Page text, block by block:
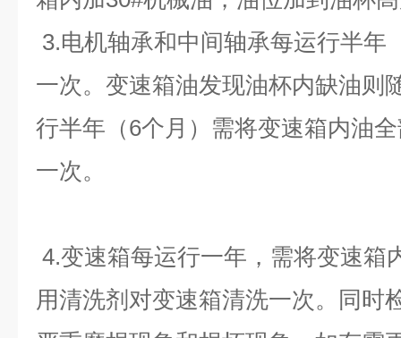
3.电机轴承和中间轴承每运行半年
一次。变速箱油发现油杯内缺油则
行半年（6个月）需将变速箱内油
一次。
4.变速箱每运行一年，需将变速箱
用清洗剂对变速箱清洗一次。同时